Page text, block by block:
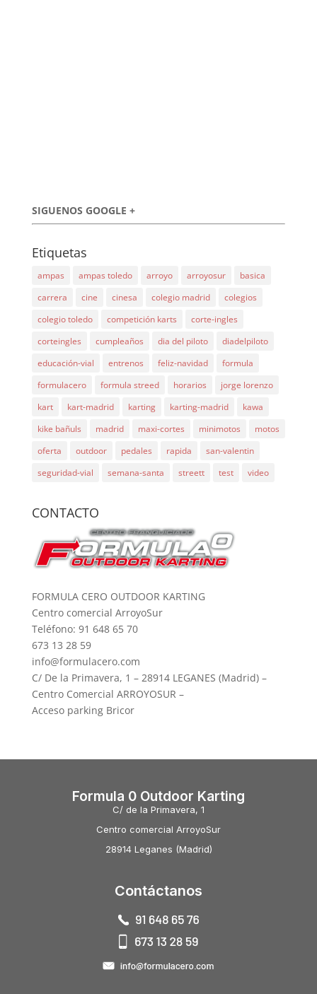
SIGUENOS GOOGLE +
Etiquetas
ampas ampas toledo arroyo arroyosur
basica
carrera
cine cinesa colegio madrid
colegios
colegio toledo
competición karts
corte-ingles
corteingles
cumpleaños dia del piloto
diadelpiloto
educación-vial
entrenos feliz-navidad
formula
formulacero
formula streed horarios
jorge lorenzo
kart
kart-madrid karting karting-madrid
kawa
kike bañuls
madrid maxi-cortes minimotos
motos
oferta
outdoor pedales rapida
san-valentin
seguridad-vial
semana-santa streett test video
CONTACTO
FORMULA CERO OUTDOOR KARTING
Centro comercial ArroyoSur
Teléfono: 91 648 65 70
673 13 28 59
info@formulacero.com
C/ De la Primavera, 1 – 28914 LEGANES (Madrid) –
Centro Comercial ARROYOSUR –
Acceso parking Bricor
Formula 0 Outdoor Karting
C/ de la Primavera, 1
Centro comercial ArroyoSur
28914 Leganes (Madrid)
Contáctanos